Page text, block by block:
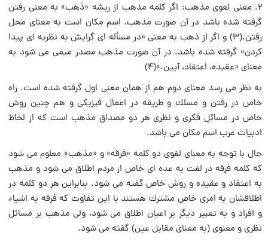
2. معنی لغوی مذهب: اگر كلمه مذهب از ریشه «ذَهَب» به معنی رفتن
گرفته شده باشد در آن صورت مذهب، اسم مكان است به معنای محل
رفتن.(3) و اگر از ذهب به معنی «در مسأله ای گرایش به نظریه ای پیدا
كردن» گرفته شده باشد. در آن صورت مذهب مصدر میمی می شود به
معنای «عقیده، اعتقاد، آیین.»(4)
به نظر می رسد معنای دوم هم از همان معنی اول گرفته شده است. راه
خاص در رفتن و مسلك و طریقه در اعمال فیزیكی و هم چنین روش
خاص در مسائل فكری و نظری هر دو مصداق مذهب است كه از لحاظ
ادبیات عرب اسم مكان می باشد.
حال با توجه به معنای لغوی دو كلمه «فرقه» و «مذهب» معلوم می شود
كه كلمه فرقه در لغت به عده ای خاص از مردم اطلاق می شود و مذهب
به اعتقاد و عقیده و روش خاص گفته می شود. بنابراین هر دو كلمه در
اطلاقشان به امری خاص مشترك هستند با این تفاوت كه فرقه به اشیاء
و افراد و به تعبیر دیگر بر اعیان اطلاق می شود، ولی مذهب بر مسائل
نظری و معنوی (به معنای مقابل عین) گفته می شود.